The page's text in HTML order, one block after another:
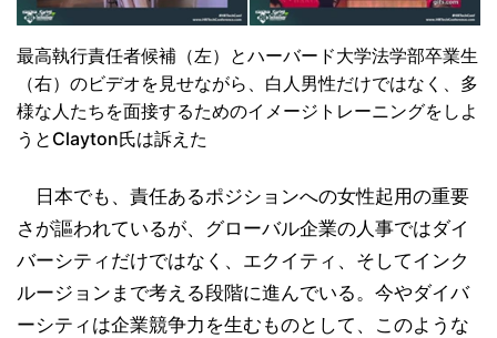
最高執行責任者候補（左）とハーバード大学法学部卒業生
（右）のビデオを見せながら、白人男性だけではなく、多
様な人たちを面接するためのイメージトレーニングをしよ
うとClayton氏は訴えた
日本でも、責任あるポジションへの女性起用の重要
さが謳われているが、グローバル企業の人事ではダイ
バーシティだけではなく、エクイティ、そしてインク
ルージョンまで考える段階に進んでいる。今やダイバ
ーシティは企業競争力を生むものとして、このような